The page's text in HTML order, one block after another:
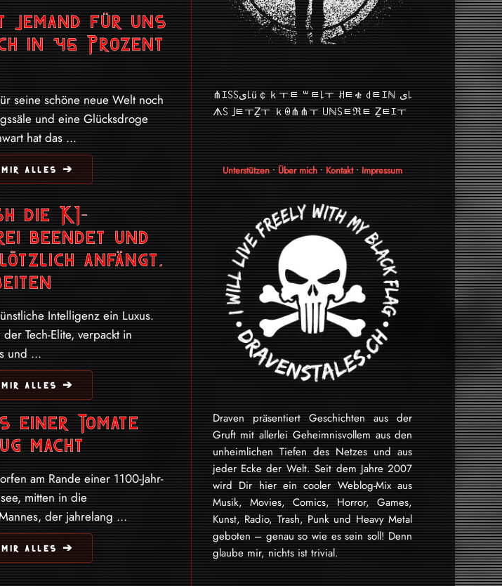
jemand für uns
in 45 Prozent
seine schöne neue Welt noch
und eine Glücksdroge
hat das ...
mir alles ➔
die KI-
beendet und
anfängt,
Intelligenz ein Luxus.
Tech-Elite, verpackt in
und ...
mir alles ➔
einer Tomate
macht
am Rande einer 1100-Jahr-
mitten in die
der jahrelang ...
mir alles ➔
⋔ｴ꒚꒚ﻯ꒒ü￠ｋￓﾼ ꒳ﾼ꒒ￓ ꎧﾼቄ ꒯ﾼｴℕ ﻯ꒒
ᗑ꒚ ｣ﾼￓẔￓ ｋꑙ⋔⋔ￓ ꒤ℕ꒚ﾼℜﾼ Ẕﾼｴￓ
Unterstützen•Über mich•Kontakt•Impressum
Draven präsentiert Geschichten aus der
Gruft mit allerlei Geheimnisvollem aus den
unheimlichen Tiefen des Netzes und aus
jeder Ecke der Welt. Seit dem Jahre 2007
wird Dir hier ein cooler Weblog-Mix aus
Musik, Movies, Comics, Horror, Games,
Kunst, Radio, Trash, Punk und Heavy Metal
geboten – genau so wie es sein soll! Denn
glaube mir, nichts ist trivial.